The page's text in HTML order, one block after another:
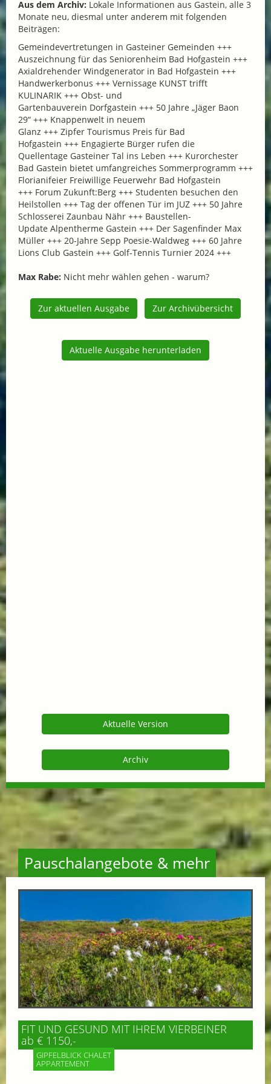
Aus dem Archiv: Lokale Informationen aus Gastein, alle 3
Monate neu, diesmal unter anderem mit folgenden
Beiträgen:
Gemeindevertretungen in Gasteiner Gemeinden +++
Auszeichnung für das Seniorenheim Bad Hofgastein +++
Axialdrehender Windgenerator in Bad Hofgastein +++
Handwerkerbonus +++ Vernissage KUNST trifft
KULINARIK +++ Obst- und
Gartenbauverein Dorfgastein +++ 50 Jahre „Jäger Baon
29“ +++ Knappenwelt in neuem
Glanz +++ Zipfer Tourismus Preis für Bad
Hofgastein +++ Engagierte Bürger rufen die
Quellentage Gasteiner Tal ins Leben +++ Kurorchester
Bad Gastein bietet umfangreiches Sommerprogramm +++
Florianifeier Freiwillige Feuerwehr Bad Hofgastein
+++ Forum Zukunft:Berg +++ Studenten besuchen den
Heilstollen +++ Tag der offenen Tür im JUZ +++ 50 Jahre
Schlosserei Zaunbau Nähr +++ Baustellen-
Update Alpentherme Gastein +++ Der Sagenfinder Max
Müller +++ 20-Jahre Sepp Poesie-Waldweg +++ 60 Jahre
Lions Club Gastein +++ Golf-Tennis Turnier 2024 +++
Max Rabe: Nicht mehr wählen gehen - warum?
Zur aktuellen Ausgabe Zur Archivübersicht
Aktuelle Ausgabe herunterladen
Aktuelle Version
Archiv
Pauschalangebote & mehr
FIT UND GESUND MIT IHREM VIERBEINER
ab € 1150,-
GIPFELBLICK CHALET
APPARTEMENT